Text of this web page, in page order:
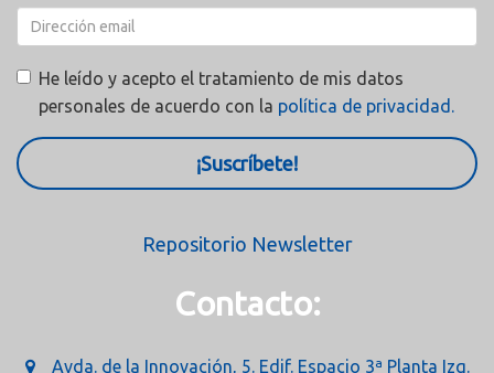
He leído y acepto el tratamiento de mis datos
personales de acuerdo con la política de privacidad.
¡Suscríbete!
Repositorio Newsletter
Contacto:
Avda. de la Innovación, 5. Edif. Espacio 3ª Planta Izq.